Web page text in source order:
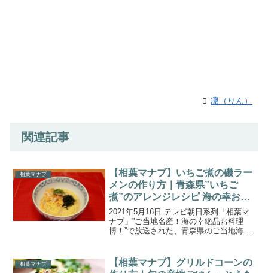
凛（りん）
関連記事
相葉マナブ
【相葉マナブ】いちご煮の磯ラー
メンの作り方｜青森県”いちご
煮”のアレンジレシピ 海の幸お料
理博
2021年5月16日 テレビ朝日系列「相葉マ
ナブ」”ご当地名産！海の幸絶品お料理
博！”で放送された、青森県のご当地海産
します。今回の「マナブ！〇〇博」のテ
ーマは、”...
相葉マナブ
【相葉マナブ】グリルドコーンの